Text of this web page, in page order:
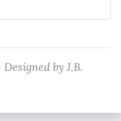
by J.B.